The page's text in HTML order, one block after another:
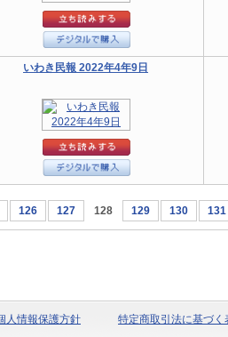
いわき民報 2022年4年9日
126 127 128 129 130 131
人情報保護方針 特定商取引法に基づく